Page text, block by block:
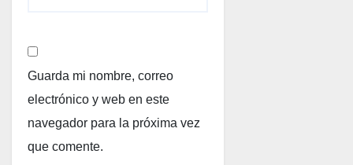
Guarda mi nombre, correo
electrónico y web en este
navegador para la próxima vez
que comente.